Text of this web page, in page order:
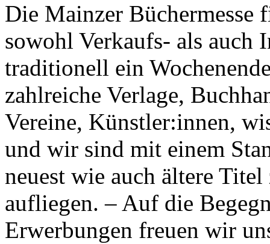
Die Mainzer Büchermesse
sowohl Verkaufs- als auch
traditionell ein
zahlreiche Verlage,
Vereine, Künstler:innen,
und wir sind mit einem
neuest wie auch ältere
aufliegen. – Auf die
Erwerbungen freuen wir